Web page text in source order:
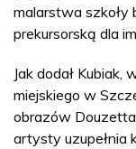
malarstwa szkoły
prekursorską dla
Jak dodał
miejskiego w
obrazów
artysty uzupełnia